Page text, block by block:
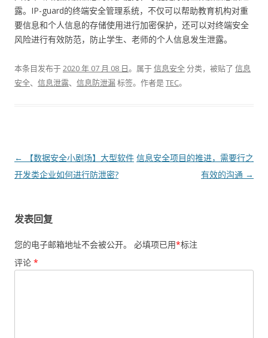
露。IP-guard的终端安全管理系统，不仅可以帮助教育机构对重
要信息和个人信息的存储使用进行加密保护，还可以对终端安全
风险进行有效防范，防止学生、老师的个人信息发生泄露。
本条目发布于2020 年 07 月 08 日。属于信息安全分类，被贴了 信息
安全、 信息泄露、 信息防泄漏标签。 作者是TEC。
文章导航
←
【数据安全小剧场】大型软件
开发类企业如何进行防泄密?
信息安全项目的推进，需要行之
有效的沟通 →
发表回复
您的电子邮箱地址不会被公开。 必填项已用*标注
评论 *